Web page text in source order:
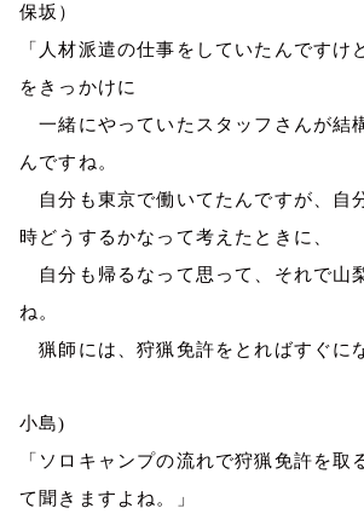
保坂）
「人材派遣の仕事をしていたんですけ
をきっかけに
一緒にやっていたスタッフさんが結
んですね。
自分も東京で働いてたんですが、自
時どうするかなって考えたときに、
自分も帰るなって思って、それで山
ね。
猟師には、狩猟免許をとればすぐに
小島)
「ソロキャンプの流れで狩猟免許を取
て聞きますよね。」